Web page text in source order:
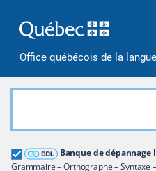
Office québécois de la
Banque de
Grammaire – Orthographe – Syntaxe
Grand dictionnaire
Restreindre aux termes